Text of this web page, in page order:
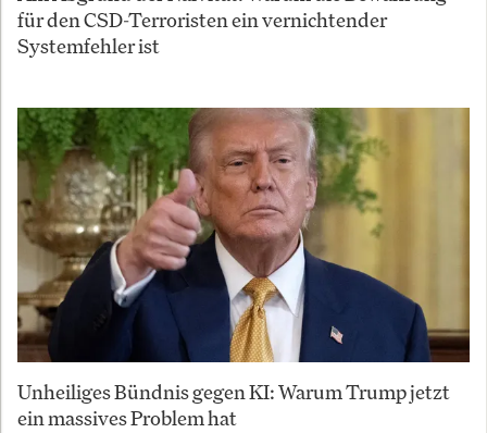
für den CSD-Terroristen ein vernichtender
Systemfehler ist
Unheiliges Bündnis gegen KI: Warum Trump jetzt
ein massives Problem hat